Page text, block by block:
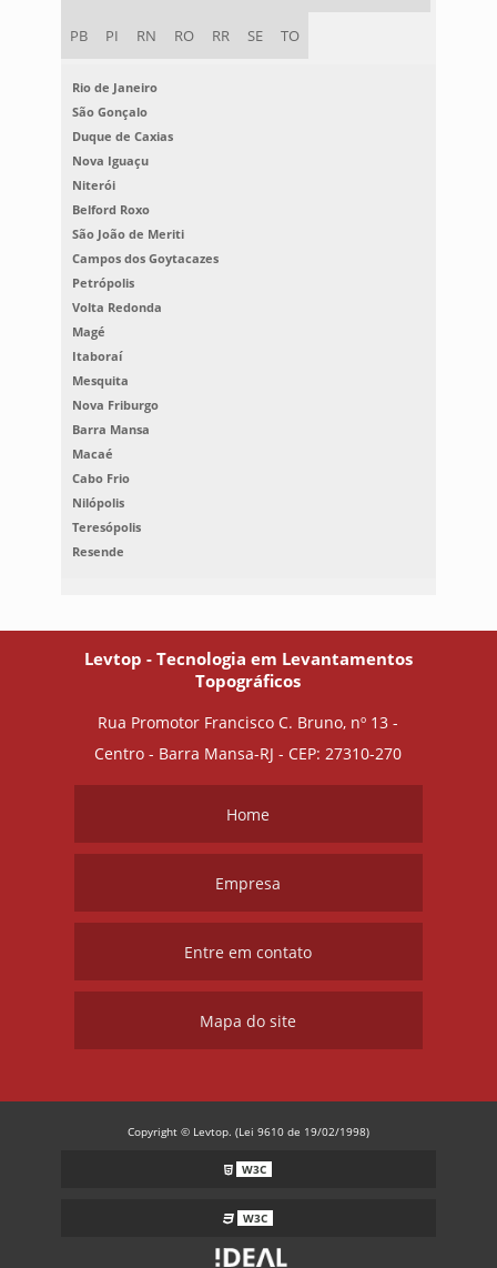
PB PI RN RO RR SE TO
Rio de Janeiro
São Gonçalo
Duque de Caxias
Nova Iguaçu
Niterói
Belford Roxo
São João de Meriti
Campos dos Goytacazes
Petrópolis
Volta Redonda
Magé
Itaboraí
Mesquita
Nova Friburgo
Barra Mansa
Macaé
Cabo Frio
Nilópolis
Teresópolis
Resende
Levtop - Tecnologia em Levantamentos
Topográficos
Rua Promotor Francisco C. Bruno, nº 13 -
Centro - Barra Mansa-RJ - CEP: 27310-270
Home
Empresa
Entre em contato
Mapa do site
Copyright © Levtop. (Lei 9610 de 19/02/1998)
W3C
W3C